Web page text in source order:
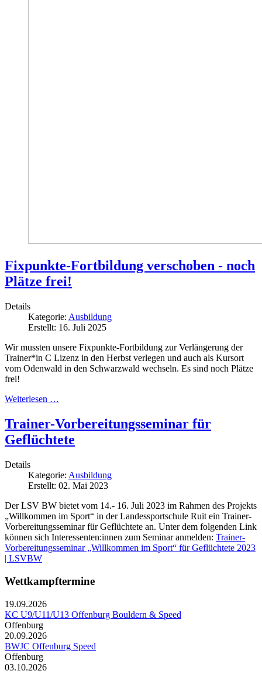
Fixpunkte-Fortbildung verschoben - noch
Plätze frei!
Details
Kategorie: Ausbildung
Erstellt: 16. Juli 2025
Wir mussten unsere Fixpunkte-Fortbildung zur Verlängerung der
Trainer*in C Lizenz in den Herbst verlegen und auch als Kursort
vom Odenwald in den Schwarzwald wechseln. Es sind noch Plätze
frei!
Weiterlesen …
Trainer-Vorbereitungsseminar für
Geflüchtete
Details
Kategorie: Ausbildung
Erstellt: 02. Mai 2023
Der LSV BW bietet vom 14.- 16. Juli 2023 im Rahmen des Projekts
„Willkommen im Sport“ in der Landessportschule Ruit ein Trainer-
Vorbereitungsseminar für Geflüchtete an. Unter dem folgenden Link
können sich Interessenten:innen zum Seminar anmelden: Trainer-
Vorbereitungsseminar „Willkommen im Sport“ für Geflüchtete 2023
| LSVBW
Wettkampftermine
19.09.2026
KC U9/U11/U13 Offenburg Bouldern & Speed
Offenburg
20.09.2026
BWJC Offenburg Speed
Offenburg
03.10.2026